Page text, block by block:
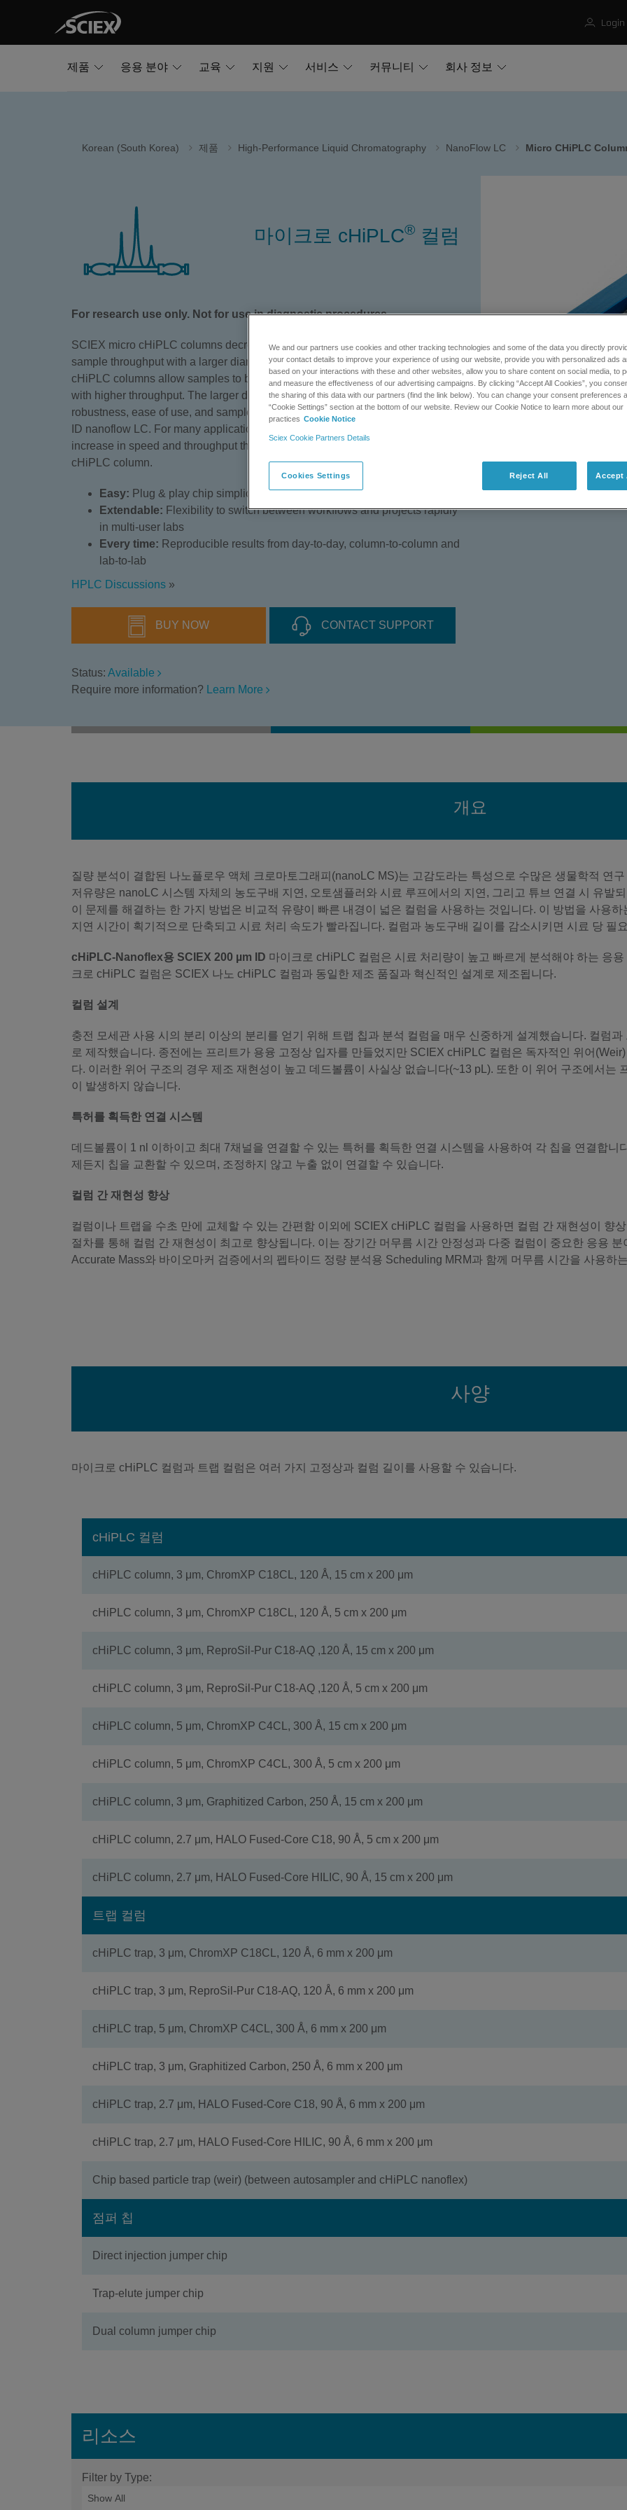
Login
제품 응용 분야 교육 지원 서비스 커뮤니티
회사 정보
Korean (South Korea) 제품 High-Performance Liquid Chromatography NanoFlow LC Micro CHiPLC
마이크로 cHiPLC® 컬럼
For research use only. Not for use in diagnostic procedures.
SCIEX micro cHiPLC columns decrease column run times and increase
sample throughput with a larger diamer 200 μm ID format. The 200 μm ID
cHiPLC columns allow samples to be run at higher flow rates and therefore
with higher throughput. The larger diameter column also provides increased
robustness, ease of use, and sample loading capacity over traditional 75 μm
ID nanoflow LC. For many applications, the 200 μm ID format provides just the
increase in speed and throughput that your research demands - all in a simple
cHiPLC column.
Easy: Plug & play chip simplicity with the performance of a micro column
Extendable: Flexibility to switch between workflows and projects rapidly
in multi-user labs
Every time: Reproducible results from day-to-day, column-to-column and
lab-to-lab
HPLC Discussions »
BUY NOW CONTACT SUPPORT
Status: Available
Require more information? Learn More
개요
질량 분석이 결합된 나노플로우 액체 크로마토그래피(nanoLC MS)는 고감도라는 특성으로 수많은 생물학적 연
저유량은 nanoLC 시스템 자체의 농도구배 지연, 오토샘플러와 시료 루프에서의 지연, 그리고 튜브 연결 시 유발
이 문제를 해결하는 한 가지 방법은 비교적 유량이 빠른 내경이 넓은 컬럼을 사용하는 것입니다. 이 방법을 사용
지연 시간이 획기적으로 단축되고 시료 처리 속도가 빨라집니다. 컬럼과 농도구배 길이를 감소시키면 시료 당 필
cHiPLC-Nanoflex용 SCIEX 200 µm ID 마이크로 cHiPLC 컬럼은 시료 처리량이 높고 빠르게 분석해야 하는 응
크로 cHiPLC 컬럼은 SCIEX 나노 cHiPLC 컬럼과 동일한 제조 품질과 혁신적인 설계로 제조됩니다.
컬럼 설계
충전 모세관 사용 시의 분리 이상의 분리를 얻기 위해 트랩 칩과 분석 컬럼을 매우 신중하게 설계했습니다. 컬럼
로 제작했습니다. 종전에는 프리트가 용융 고정상 입자를 만들었지만 SCIEX cHiPLC 컬럼은 독자적인 위어
다. 이러한 위어 구조의 경우 제조 재현성이 높고 데드볼륨이 사실상 없습니다(~13 pL). 또한 이 위어 구조에서는
이 발생하지 않습니다.
특허를 획득한 연결 시스템
데드볼륨이 1 nl 이하이고 최대 7채널을 연결할 수 있는 특허를 획득한 연결 시스템을 사용하여 각 칩을 연결합니
제든지 칩을 교환할 수 있으며, 조정하지 않고 누출 없이 연결할 수 있습니다.
컬럼 간 재현성 향상
컬럼이나 트랩을 수초 만에 교체할 수 있는 간편함 이외에 SCIEX cHiPLC 컬럼을 사용하면 컬럼 간 재현성이 향
절차를 통해 컬럼 간 재현성이 최고로 향상됩니다. 이는 장기간 머무름 시간 안정성과 다중 컬럼이 중요한 응용
Accurate Mass와 바이오마커 검증에서의 펩타이드 정량 분석용 Scheduling MRM과 함께 머무름 시간을 사용하
사양
마이크로 cHiPLC 컬럼과 트랩 컬럼은 여러 가지 고정상과 컬럼 길이를 사용할 수 있습니다.
cHiPLC 컬럼
cHiPLC column, 3 μm, ChromXP C18CL, 120 Å, 15 cm x 200 μm
cHiPLC column, 3 μm, ChromXP C18CL, 120 Å, 5 cm x 200 μm
cHiPLC column, 3 μm, ReproSil-Pur C18-AQ ,120 Å, 15 cm x 200 μm
cHiPLC column, 3 μm, ReproSil-Pur C18-AQ ,120 Å, 5 cm x 200 μm
cHiPLC column, 5 μm, ChromXP C4CL, 300 Å, 15 cm x 200 μm
cHiPLC column, 5 μm, ChromXP C4CL, 300 Å, 5 cm x 200 μm
cHiPLC column, 3 μm, Graphitized Carbon, 250 Å, 15 cm x 200 μm
cHiPLC column, 2.7 μm, HALO Fused-Core C18, 90 Å, 5 cm x 200 μm
cHiPLC column, 2.7 μm, HALO Fused-Core HILIC, 90 Å, 15 cm x 200 μm
트랩 컬럼
cHiPLC trap, 3 μm, ChromXP C18CL, 120 Å, 6 mm x 200 μm
cHiPLC trap, 3 μm, ReproSil-Pur C18-AQ, 120 Å, 6 mm x 200 μm
cHiPLC trap, 5 μm, ChromXP C4CL, 300 Å, 6 mm x 200 μm
cHiPLC trap, 3 μm, Graphitized Carbon, 250 Å, 6 mm x 200 μm
cHiPLC trap, 2.7 μm, HALO Fused-Core C18, 90 Å, 6 mm x 200 μm
cHiPLC trap, 2.7 μm, HALO Fused-Core HILIC, 90 Å, 6 mm x 200 μm
Chip based particle trap (weir) (between autosampler and cHiPLC nanoflex)
점퍼 칩
Direct injection jumper chip
Trap-elute jumper chip
Dual column jumper chip
리소스
Filter by Type:
We and our partners use cookies and other tracking technologies and some of the data you directly
your contact details to improve your experience of using our website, provide you with personalized ads
based on your interactions with these and other websites, allow you to share content on social media, to
and measure the effectiveness of our advertising campaigns. By clicking “Accept All Cookies”, you
the sharing of this data with our partners (find the link below). You can change your consent preferences
“Cookie Settings” section at the bottom of our website. Review our Cookie Notice to learn more about our
practices Cookie Notice
Sciex Cookie Partners Details
Cookies Settings Reject All Accept